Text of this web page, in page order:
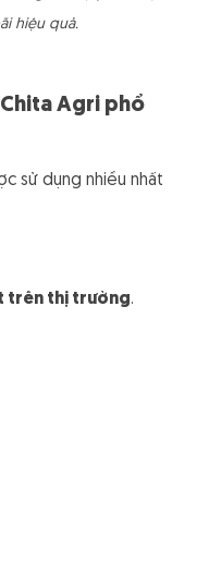
hiệu quả.
Chita Agri phổ
sử dụng nhiều nhất
trên thị trường.